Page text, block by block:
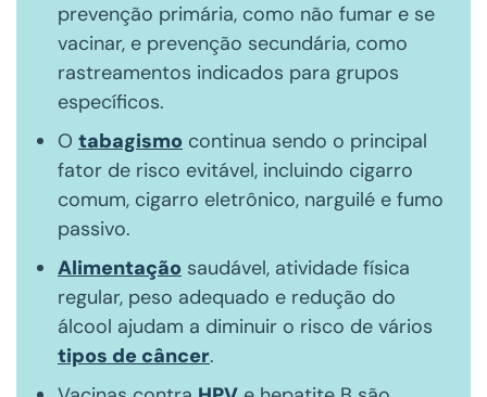
prevenção primária, como não fumar e se
vacinar, e prevenção secundária, como
rastreamentos indicados para grupos
específicos.
O tabagismo continua sendo o principal
fator de risco evitável, incluindo cigarro
comum, cigarro eletrônico, narguilé e fumo
passivo.
Alimentação saudável, atividade física
regular, peso adequado e redução do
álcool ajudam a diminuir o risco de vários
tipos de câncer.